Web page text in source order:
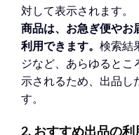
対して表示されます。
商品は、お急ぎ便やお
利用できます。 検索結
ジなど、あらゆるとこ
示されるため、出品し
す。
2. おすすめ出品の